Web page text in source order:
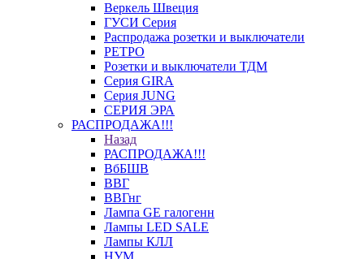
Веркель Швеция
ГУСИ Серия
Распродажа розетки и выключатели
РЕТРО
Розетки и выключатели ТДМ
Серия GIRA
Серия JUNG
СЕРИЯ ЭРА
РАСПРОДАЖА!!!
Назад
РАСПРОДАЖА!!!
ВбБШВ
ВВГ
ВВГнг
Лампа GE галогенн
Лампы LED SALE
Лампы КЛЛ